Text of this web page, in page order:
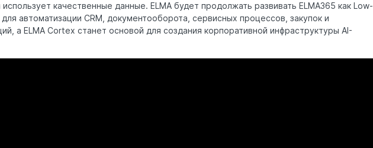
качественные данные. ELMA будет продолжать развивать ELMA365 как Low-
автоматизации CRM, документооборота, сервисных процессов, закупок и
а ELMA Cortex станет основой для создания корпоративной инфраструктуры AI-